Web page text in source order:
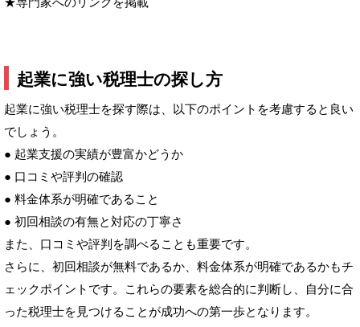
起業に強い税理士の探し方
起業に強い税理士を探す際は、以下のポイントを考慮すると良い
でしょう。
● 起業支援の実績が豊富かどうか
● 口コミや評判の確認
● 料金体系が明確であること
● 初回相談の有無と対応の丁寧さ
また、口コミや評判を調べることも重要です。
さらに、初回相談が無料であるか、料金体系が明確であるかもチ
ェックポイントです。これらの要素を総合的に判断し、自分に合
った税理士を見つけることが成功への第一歩となります。